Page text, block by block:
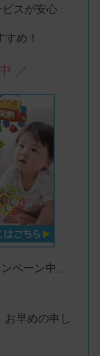
スが安心
すめ！
／
ペーン中。
お早めの申し